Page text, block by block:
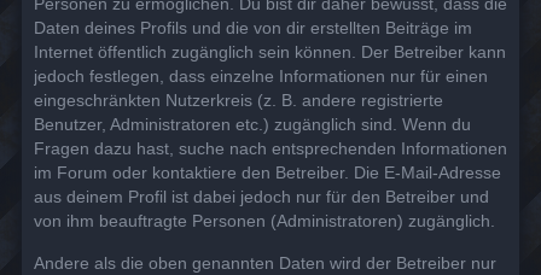
Personen zu ermöglichen. Du bist dir daher bewusst, dass die
Daten deines Profils und die von dir erstellten Beiträge im
Internet öffentlich zugänglich sein können. Der Betreiber kann
jedoch festlegen, dass einzelne Informationen nur für einen
eingeschränkten Nutzerkreis (z. B. andere registrierte
Benutzer, Administratoren etc.) zugänglich sind. Wenn du
Fragen dazu hast, suche nach entsprechenden Informationen
im Forum oder kontaktiere den Betreiber. Die E-Mail-Adresse
aus deinem Profil ist dabei jedoch nur für den Betreiber und
von ihm beauftragte Personen (Administratoren) zugänglich.
Andere als die oben genannten Daten wird der Betreiber nur